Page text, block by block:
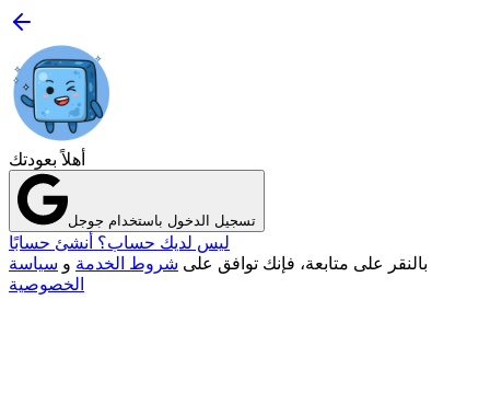
أهلاً بعودتك
تسجيل الدخول باستخدام جوجل
ليس لديك حساب؟ أنشئ حسابًا
بالنقر على متابعة، فإنك توافق على شروط الخدمة و سياسة
الخصوصية